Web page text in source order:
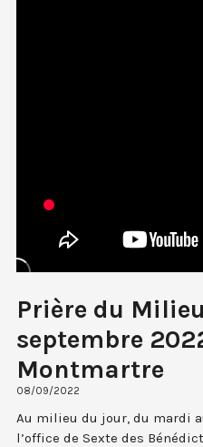
Prière du
septembre
Montmartre
08/09/2022
Au milieu du jour, du mardi
l’office de Sexte des